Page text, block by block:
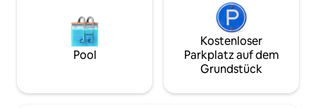
Pool
Kostenloser
Parkplatz auf dem
Grundstück